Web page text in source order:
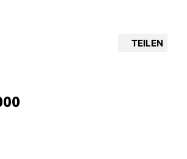
TEILEN